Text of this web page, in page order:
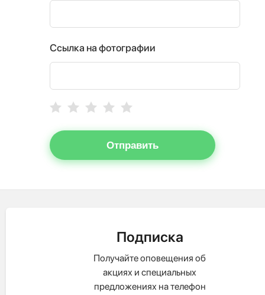
Ссылка на фотографии
Отправить
Подписка
Получайте оповещения об
акциях и специальных
предложениях на телефон